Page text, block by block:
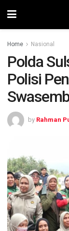
Home Nasional
Polda
Polisi
by Rahman